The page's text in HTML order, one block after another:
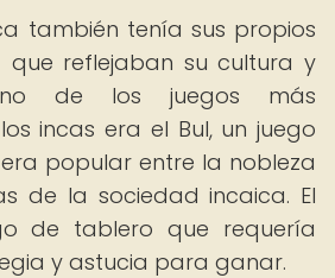
también tenía sus propios
que reflejaban su cultura y
de los juegos más
incas era el Bul, un juego
popular entre la nobleza
de la sociedad incaica. El
de tablero que requería
y astucia para ganar.